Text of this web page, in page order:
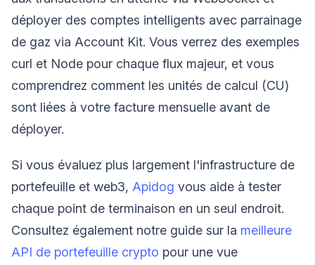
déployer des comptes intelligents avec parrainage
de gaz via Account Kit. Vous verrez des exemples
curl et Node pour chaque flux majeur, et vous
comprendrez comment les unités de calcul (CU)
sont liées à votre facture mensuelle avant de
déployer.
Si vous évaluez plus largement l'infrastructure de
portefeuille et web3, Apidog vous aide à tester
chaque point de terminaison en un seul endroit.
Consultez également notre guide sur la meilleure
API de portefeuille crypto pour une vue